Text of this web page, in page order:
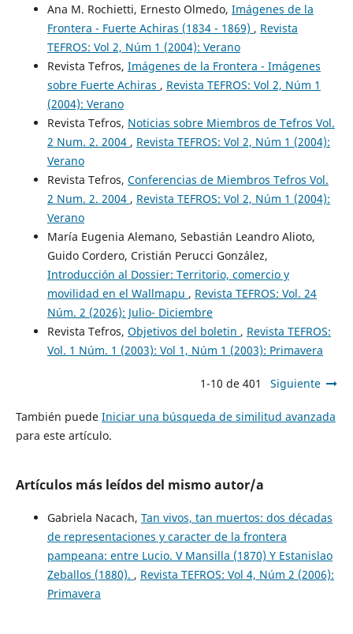
Ana M. Rochietti, Ernesto Olmedo, Imágenes de la
Frontera - Fuerte Achiras (1834 - 1869) , Revista
TEFROS: Vol 2, Núm 1 (2004): Verano
Revista Tefros, Imágenes de la Frontera - Imágenes
sobre Fuerte Achiras , Revista TEFROS: Vol 2, Núm 1
(2004): Verano
Revista Tefros, Noticias sobre Miembros de Tefros Vol.
2 Num. 2. 2004 , Revista TEFROS: Vol 2, Núm 1 (2004):
Verano
Revista Tefros, Conferencias de Miembros Tefros Vol.
2 Num. 2. 2004 , Revista TEFROS: Vol 2, Núm 1 (2004):
Verano
María Eugenia Alemano, Sebastián Leandro Alioto,
Guido Cordero, Cristián Perucci González,
Introducción al Dossier: Territorio, comercio y
movilidad en el Wallmapu , Revista TEFROS: Vol. 24
Núm. 2 (2026): Julio- Diciembre
Revista Tefros, Objetivos del boletin , Revista TEFROS:
Vol. 1 Núm. 1 (2003): Vol 1, Núm 1 (2003): Primavera
1-10 de 401 Siguiente
También puede Iniciar una búsqueda de similitud avanzada
para este artículo.
Artículos más leídos del mismo autor/a
Gabriela Nacach, Tan vivos, tan muertos: dos décadas
de representaciones y caracter de la frontera
pampeana: entre Lucio. V Mansilla (1870) Y Estanislao
Zeballos (1880). , Revista TEFROS: Vol 4, Núm 2 (2006):
Primavera